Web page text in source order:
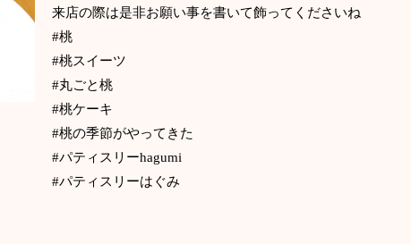
来店の際は是非お願い事を書いて飾ってくださいね
#桃
#桃スイーツ
#丸ごと桃
#桃ケーキ
#桃の季節がやってきた
#パティスリーhagumi
#パティスリーはぐみ